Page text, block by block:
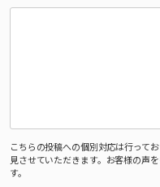
こちらの投稿への個別対応は行って
見させていただきます。お客様の声
す。